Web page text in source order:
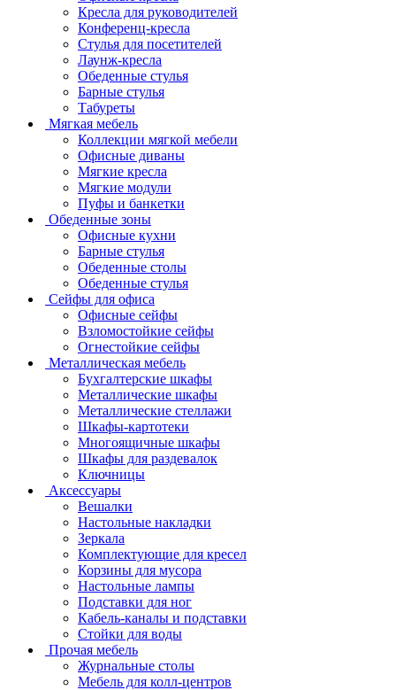
Кресла для руководителей
Конференц-кресла
Стулья для посетителей
Лаунж-кресла
Обеденные стулья
Барные стулья
Табуреты
Мягкая мебель
Коллекции мягкой мебели
Офисные диваны
Мягкие кресла
Мягкие модули
Пуфы и банкетки
Обеденные зоны
Офисные кухни
Барные стулья
Обеденные столы
Обеденные стулья
Сейфы для офиса
Офисные сейфы
Взломостойкие сейфы
Огнестойкие сейфы
Металлическая мебель
Бухгалтерские шкафы
Металлические шкафы
Металлические стеллажи
Шкафы-картотеки
Многоящичные шкафы
Шкафы для раздевалок
Ключницы
Аксессуары
Вешалки
Настольные накладки
Зеркала
Комплектующие для кресел
Корзины для мусора
Настольные лампы
Подставки для ног
Кабель-каналы и подставки
Стойки для воды
Прочая мебель
Журнальные столы
Мебель для колл-центров